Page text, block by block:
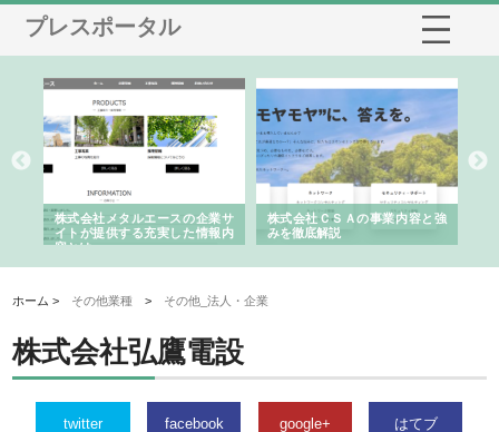
プレスポータル
株式会社メタルエースの企業サ
イトが提供する充実した情報内
容とは
株式会社ＣＳＡの事業内容と強
みを徹底解説
ホーム > その他業種 > その他_法人・企業
株式会社弘鷹電設
twitter facebook google+ はてブ